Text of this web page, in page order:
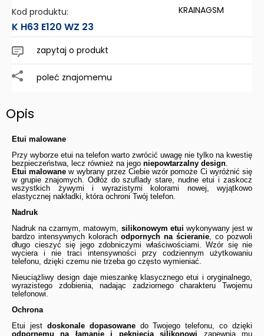
Kod produktu:
K H63 E120 WZ 23
KRAINAGSM
zapytaj o produkt
poleć znajomemu
Opis
Etui malowane
Przy wyborze etui na telefon warto zwrócić uwagę nie tylko na kwestię
bezpieczeństwa, lecz również na jego niepowtarzalny design.
Etui malowane w wybrany przez Ciebie wzór pomoże Ci wyróżnić się
w grupie znajomych. Odłóż do szuflady stare, nudne etui i zaskocz
wszystkich żywymi i wyrazistymi kolorami nowej, wyjątkowo
elastycznej nakładki, która ochroni Twój telefon.
Nadruk
Nadruk na czarnym, matowym, silikonowym etui wykonywany jest w
bardzo intensywnych kolorach odpornych na ścieranie, co pozwoli
długo cieszyć się jego zdobniczymi właściwościami. Wzór się nie
wyciera i nie traci intensywności przy codziennym użytkowaniu
telefonu, dzięki czemu nie trzeba go często wymieniać.
Nieuciążliwy design daje mieszankę klasycznego etui i oryginalnego,
wyrazistego zdobienia, nadając zadziornego charakteru Twojemu
telefonowi.
Ochrona
Etui jest doskonale dopasowanedo Twojego telefonu, co dzięki
odpornemu na łamanie i pęknięcia silikonowi zapewnia mu